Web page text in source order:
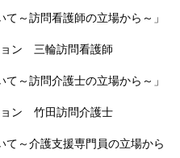
～訪問看護師の立場から～」
ン 三輪訪問看護師
～訪問介護士の立場から～」
ン 竹田訪問介護士
～介護支援専門員の立場から